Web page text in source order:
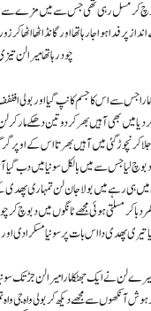
کو دبوچ کر مسل رہی تھی جس سے میں
فدا ہوا جا رہا تھا اور گانڈ اٹھا
چود رہا تھا میرا لن
جس سے اس کا جسم کانپ گیا اور بولی
دیا میں بھی آہیں بھر کر دو تین دھکے
گئی میں آہیں بھرتا اس کے اوپر گر
لیا جس سے میں بالکل سونیا میں دب
ہی رہے میں بولا جان لن تمہاری
کر مسلتی ہوئی مجھے ٹانگوں میں دبوچ کر
تیری پھدی دا اس بات پر سونیا مسکرا دی
ایک جھٹکا ما را میرا لن جڑ تک سونیا کی
سے مجھے دیکھ کر بولی واہ جی واہ